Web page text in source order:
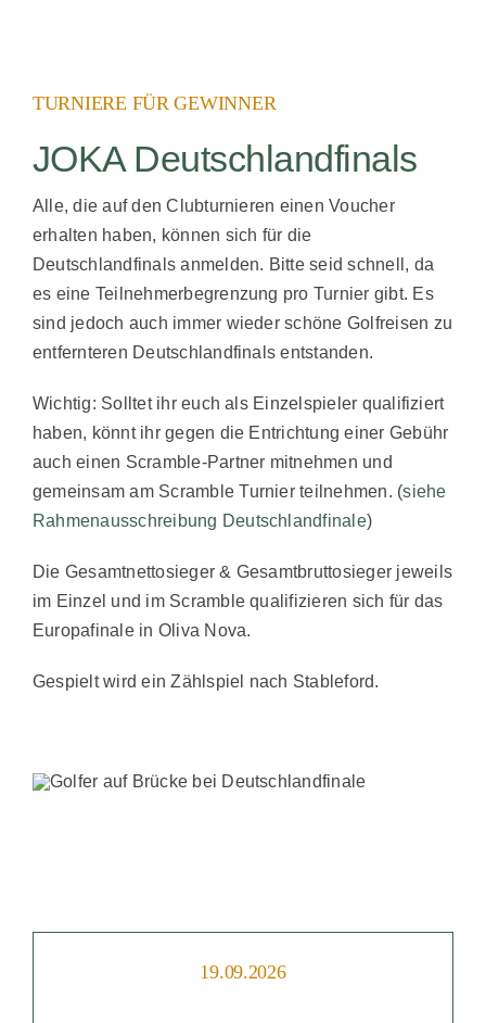
TURNIERE FÜR GEWINNER
JOKA Deutschlandfinals
Alle, die auf den Clubturnieren einen Voucher
erhalten haben, können sich für die
Deutschlandfinals anmelden. Bitte seid schnell, da
es eine Teilnehmerbegrenzung pro Turnier gibt. Es
sind jedoch auch immer wieder schöne Golfreisen zu
entfernteren Deutschlandfinals entstanden.
Wichtig: Solltet ihr euch als Einzelspieler qualifiziert
haben, könnt ihr gegen die Entrichtung einer Gebühr
auch einen Scramble-Partner mitnehmen und
gemeinsam am Scramble Turnier teilnehmen. (siehe
Rahmenausschreibung Deutschlandfinale)
Die Gesamtnettosieger & Gesamtbruttosieger jeweils
im Einzel und im Scramble qualifizieren sich für das
Europafinale in Oliva Nova.
Gespielt wird ein Zählspiel nach Stableford.
19.09.2026